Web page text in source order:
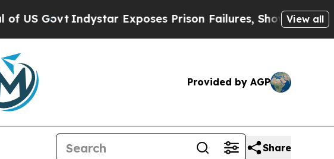
Indystar Exposes Prison Failures, Shows us why View all
Provided by AGP
Share